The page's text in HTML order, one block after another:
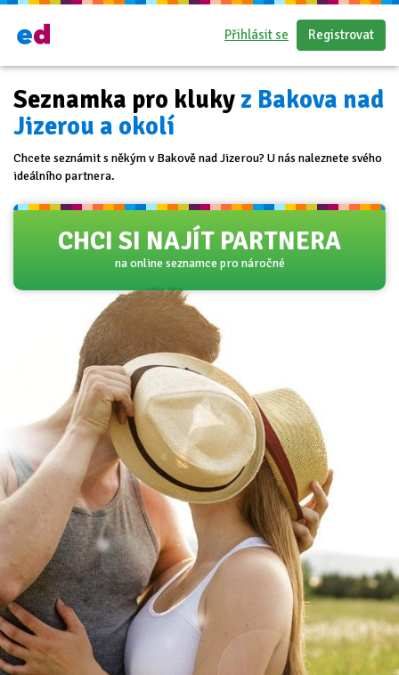
Přihlásit se Registrovat
Seznamka pro kluky z Bakova nad
Jizerou a okolí
Chcete seznámit s někým v Bakově nad Jizerou? U nás naleznete svého
ideálního partnera.
CHCI SI NAJÍT PARTNERA
na online seznamce pro náročné